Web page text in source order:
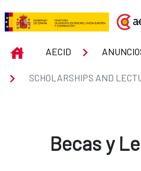
Skip to Main Content
Scholarships
INICIOAECID
SCHOLARSHIPS AND
Becas y